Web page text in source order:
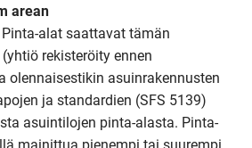
arean
alat saattavat tämän
rekisteröity ennen
olennaisestikin asuinrakennusten
ja standardien (SFS 5139)
asuintilojen pinta-alasta. Pinta-